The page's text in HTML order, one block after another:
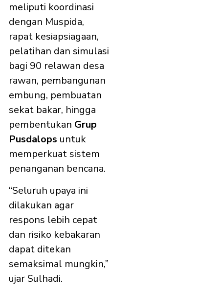
meliputi koordinasi
dengan Muspida,
rapat kesiapsiagaan,
pelatihan dan simulasi
bagi 90 relawan desa
rawan, pembangunan
embung, pembuatan
sekat bakar, hingga
pembentukan Grup
Pusdalops untuk
memperkuat sistem
penanganan bencana.
“Seluruh upaya ini
dilakukan agar
respons lebih cepat
dan risiko kebakaran
dapat ditekan
semaksimal mungkin,”
ujar Sulhadi.